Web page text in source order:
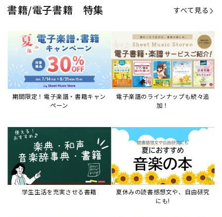
書籍/電子書籍 特集 すべて見る
期間限定！電子楽譜・書籍キャン
ペーン
電子楽譜のラインナップも続々追
加！
学生生活を充実させる書籍
夏休みの読書感想文や、自由研究
にも!